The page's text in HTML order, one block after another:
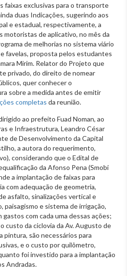
faixas exclusivas para o transporte
duas Indicações, sugerindo aos
e estadual, respectivamente, a
motoristas de aplicativo, no mês da
de melhorias no sistema viário
favelas, proposta pelos estudantes
Mirim. Relator do Projeto que
privado, do direito de nomear
quer conhecer o
sobre a medida antes de emitir
completas da reunião.
ao prefeito Fuad Noman, ao
e Infraestrutura, Leandro César
de Desenvolvimento da Capital
a autora do requerimento,
considerando que o Edital de
da Afonso Pena (Smobi
a implantação de faixas para
com adequação de geometria,
asfalto, sinalizações vertical e
paisagismo e sistema de irrigação,
com cada uma dessas ações;
custo da ciclovia da Av. Augusto de
pintura, são necessários para
e o custo por quilômetro,
foi investido para a implantação
Andradas.